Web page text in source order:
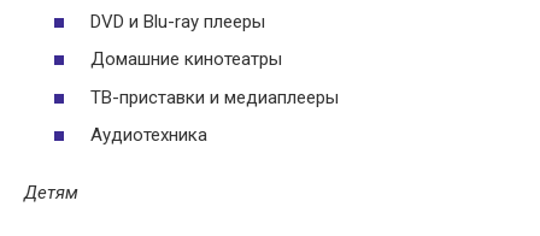
DVD и Blu-ray плееры
Домашние кинотеатры
ТВ-приставки и медиаплееры
Аудиотехника
Детям